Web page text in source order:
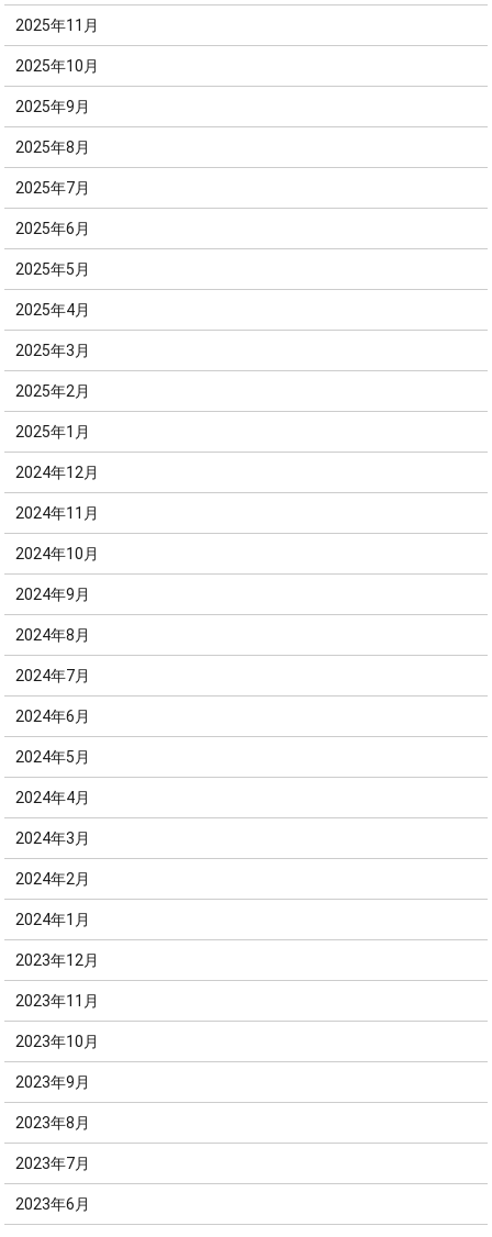
2025年11月
2025年10月
2025年9月
2025年8月
2025年7月
2025年6月
2025年5月
2025年4月
2025年3月
2025年2月
2025年1月
2024年12月
2024年11月
2024年10月
2024年9月
2024年8月
2024年7月
2024年6月
2024年5月
2024年4月
2024年3月
2024年2月
2024年1月
2023年12月
2023年11月
2023年10月
2023年9月
2023年8月
2023年7月
2023年6月